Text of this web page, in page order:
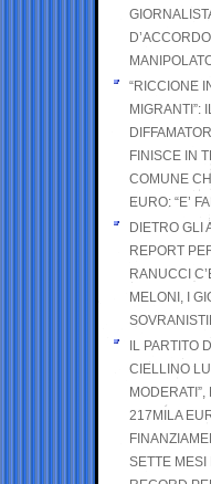
“RICCIONE
MIGRANTI”:
FINISCE IN
COMUNE
EURO: “E’
DIETRO GLI
REPORT
RANUCCI
MELONI, I
IL PARTITO
CIELLINO
217MILA
SETTE MESI